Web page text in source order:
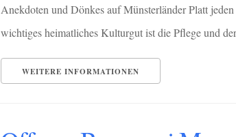
Anekdoten und Dönkes auf Münsterländer Platt
wichtiges heimatliches Kulturgut ist die Pflege und
WEITERE INFORMATIONEN